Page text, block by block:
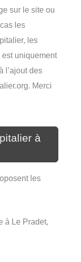
sur le site ou
les
les
uniquement
l’ajout des
Merci
à
les
à Le Pradet,